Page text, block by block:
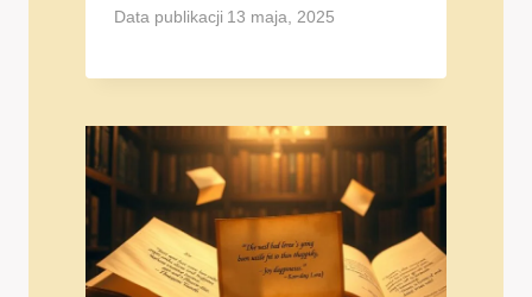
Data publikacji 13 maja, 2025